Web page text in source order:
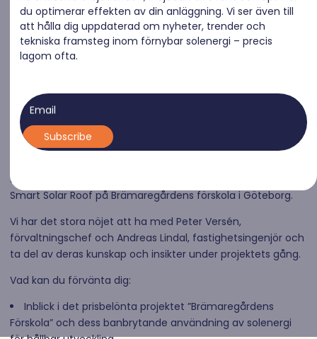
Upptäck hur Raymond och Ivar Kjellberg fastighets AB
tillsammans banade vägen för en innovation inom
solenergipriset 2024! Det prefabricerade solcellstaket
Smart Solar Roof på Brämaregårdens förskola i Göteborg.
Vi har det stora nöjet att ha med Peter Versén,
förvaltningschef och Andreas Lindal, fastighetsingenjör och
ta del av deras kunskap och insikter under projektets gång.
Vad kan du förvänta dig:
Inblick i det prisbelönta projektet ”Brämaregårdens
Förskola” och dess banbrytande användning av solenergi
du optimerar effekten av din anläggning. Vi ser även till
att hålla dig uppdaterad om nyheter, trender och
tekniska framsteg inom förnybar solenergi – precis
lagom ofta.
Email